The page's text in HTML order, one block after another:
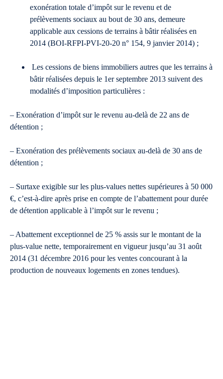
exonération totale d’impôt sur le revenu et de
prélèvements sociaux au bout de 30 ans, demeure
applicable aux cessions de terrains à bâtir réalisées en
2014 (BOI-RFPI-PVI-20-20 n° 154, 9 janvier 2014) ;
Les cessions de biens immobiliers autres que les terrains à
bâtir réalisées depuis le 1er septembre 2013 suivent des
modalités d’imposition particulières :
– Exonération d’impôt sur le revenu au-delà de 22 ans de
détention ;
– Exonération des prélèvements sociaux au-delà de 30 ans de
détention ;
– Surtaxe exigible sur les plus-values nettes supérieures à 50 000
€, c’est-à-dire après prise en compte de l’abattement pour durée
de détention applicable à l’impôt sur le revenu ;
– Abattement exceptionnel de 25 % assis sur le montant de la
plus-value nette, temporairement en vigueur jusqu’au 31 août
2014 (31 décembre 2016 pour les ventes concourant à la
production de nouveaux logements en zones tendues).